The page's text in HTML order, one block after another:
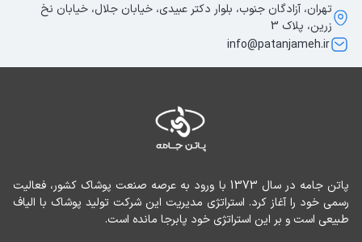
طبیعی است و بر این استراتژی خود پابرجا مانده است.
تهران، آزادگان جنوب، بلوار دکتر عبیدی، خیابان جلال، خیابان نخ
زرین، پلاک 3
info@patanjameh.ir